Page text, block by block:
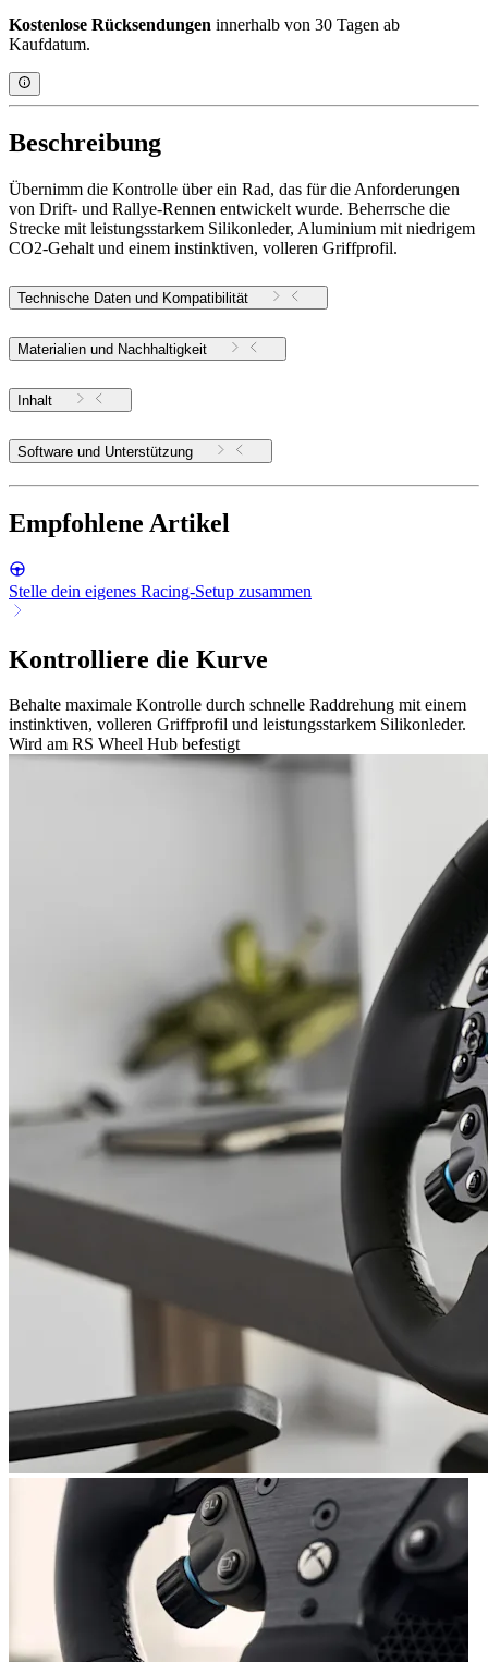
Kostenlose Rücksendungen innerhalb von 30 Tagen ab
Kaufdatum.
Beschreibung
Übernimm die Kontrolle über ein Rad, das für die Anforderungen
von Drift- und Rallye-Rennen entwickelt wurde. Beherrsche die
Strecke mit leistungsstarkem Silikonleder, Aluminium mit niedrigem
CO2-Gehalt und einem instinktiven, volleren Griffprofil.
Technische Daten und Kompatibilität
Materialien und Nachhaltigkeit
Inhalt
Software und Unterstützung
Empfohlene Artikel
Stelle dein eigenes Racing-Setup zusammen
Kontrolliere die Kurve
Behalte maximale Kontrolle durch schnelle Raddrehung mit einem
instinktiven, volleren Griffprofil und leistungsstarkem Silikonleder.
Wird am RS Wheel Hub befestigt